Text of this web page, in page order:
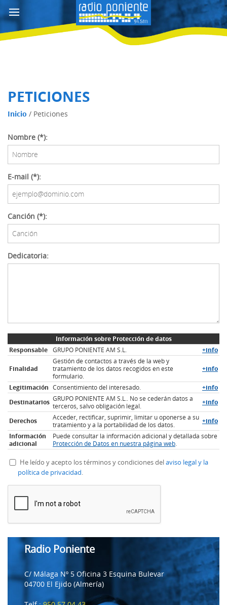
PETICIONES
Inicio / Peticiones
Nombre (*):
E-mail (*):
Canción (*):
Dedicatoria:
Información sobre Protección de datos
Responsable GRUPO PONIENTE AM S.L. +info
Finalidad
Gestión de contactos a través de la web y
tratamiento de los datos recogidos en este
formulario.
+info
Legitimación Consentimiento del interesado.
+info
Destinatarios GRUPO PONIENTE AM S.L.. No se cederán datos a
terceros, salvo obligación legal.
+info
Derechos
Acceder, rectificar, suprimir, limitar u oponerse a su
tratamiento y a la portabilidad de los datos.
+info
Información
adicional
Puede consultar la información adicional y detallada sobre
Protección de Datos en nuestra página web.
He leído y acepto los términos y condiciones delaviso legal y la
política de privacidad.
Radio Poniente
C/ Málaga Nº 5 Oficina 3 Esquina Bulevar
04700 El Ejido (Almería)